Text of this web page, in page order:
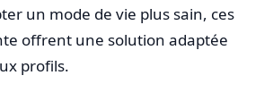
un mode de vie plus sain, ces
offrent une solution adaptée
profils.